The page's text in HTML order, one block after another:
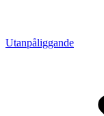
Utanpåliggande